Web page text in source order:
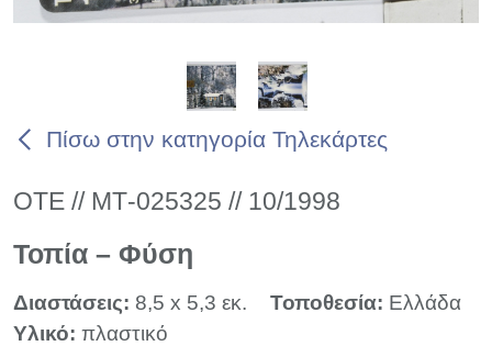
Πίσω στην κατηγορία Τηλεκάρτες
ΟΤΕ // ΜΤ-025325 // 10/1998
Τοπία – Φύση
Διαστάσεις: 8,5 x 5,3 εκ. Τοποθεσία: Ελλάδα
Υλικό: πλαστικό